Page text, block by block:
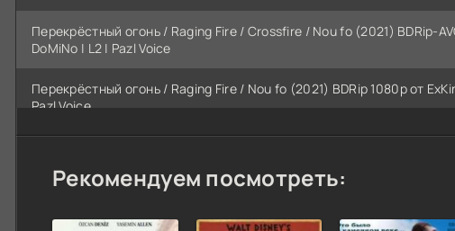
Перекрёстный огонь / Raging Fire / Crossfire / Nou fo (2021) BDRip-
DoMiNo | L2 | Pazl Voice
Перекрёстный огонь / Raging Fire / Nou fo (2021) BDRip 1080p от
Pazl Voice
New-Team | Pazl Voice
Рекомендуем посмотреть: